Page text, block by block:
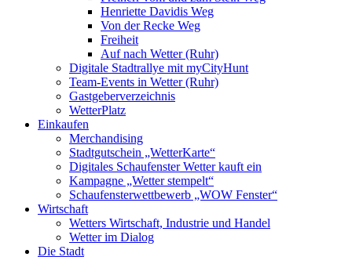
Henriette Davidis Weg
Von der Recke Weg
Freiheit
Auf nach Wetter (Ruhr)
Digitale Stadtrallye mit myCityHunt
Team-Events in Wetter (Ruhr)
Gastgeberverzeichnis
WetterPlatz
Einkaufen
Merchandising
Stadtgutschein „WetterKarte“
Digitales Schaufenster Wetter kauft ein
Kampagne „Wetter stempelt“
Schaufensterwettbewerb „WOW Fenster“
Wirtschaft
Wetters Wirtschaft, Industrie und Handel
Wetter im Dialog
Die Stadt